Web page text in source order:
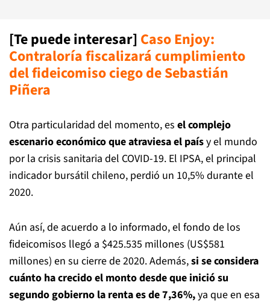
[Te puede interesar] Caso Enjoy:
Contraloría fiscalizará cumplimiento
del fideicomiso ciego de Sebastián
Piñera
Otra particularidad del momento, es el complejo
escenario económico que atraviesa el paísy el mundo
por la crisis sanitaria del COVID-19. El IPSA, el principal
indicador bursátil chileno, perdió un 10,5% durante el
2020.
Aún así, de acuerdo a lo informado, el fondo de los
fideicomisos llegó a $425.535 millones (US$581
millones) en su cierre de 2020. Además,si se considera
cuánto ha crecido el monto desde que inició su
segundo gobierno la renta es de 7,36%,ya que en esa